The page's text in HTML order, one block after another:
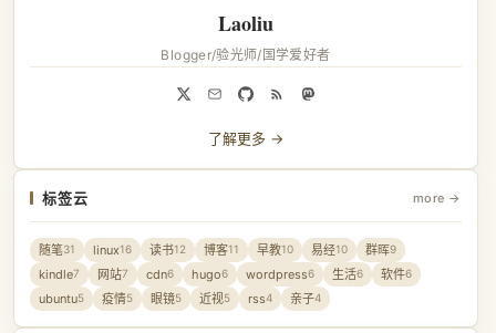
Laoliu
Blogger/验光师/国学爱好者
了解更多 →
标签云 more →
随笔31 linux16 读书12 博客11 早教10 易经10 群晖9
kindle7 网站7 cdn6 hugo6 wordpress6 生活6 软件6
ubuntu5 疫情5 眼镜5 近视5 rss4 亲子4